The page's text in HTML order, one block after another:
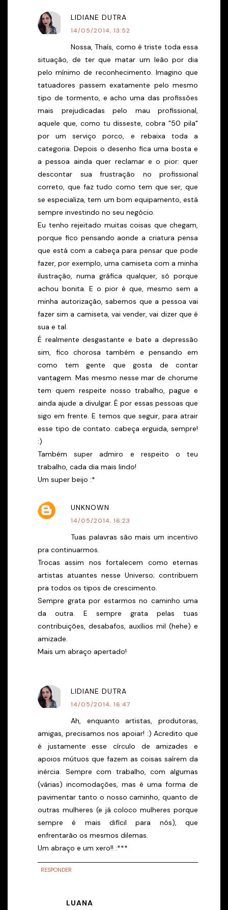
LIDIANE DUTRA
14/05/2014, 13:52
Nossa, Thaís, como é triste toda essa
situação, de ter que matar um leão por dia
pelo mínimo de reconhecimento. Imagino que
tatuadores passem exatamente pelo mesmo
tipo de tormento, e acho uma das profissões
mais prejudicadas pelo mau profissional,
aquele que, como tu disseste, cobra "50 pila"
por um serviço porco, e rebaixa toda a
categoria. Depois o desenho fica uma bosta e
a pessoa ainda quer reclamar e o pior: quer
descontar sua frustração no profissional
correto, que faz tudo como tem que ser, que
se especializa, tem um bom equipamento, está
sempre investindo no seu negócio.
Eu tenho rejeitado muitas coisas que chegam,
porque fico pensando aonde a criatura pensa
que está com a cabeça para pensar que pode
fazer, por exemplo, uma camiseta com a minha
ilustração, numa gráfica qualquer, só porque
achou bonita. E o pior é que, mesmo sem a
minha autorização, sabemos que a pessoa vai
fazer sim a camiseta, vai vender, vai dizer que é
sua e tal.
É realmente desgastante e bate a depressão
sim, fico chorosa também e pensando em
como tem gente que gosta de contar
vantagem. Mas mesmo nesse mar de chorume
tem quem respeite nosso trabalho, pague e
ainda ajude a divulgar. É por essas pessoas que
sigo em frente. E temos que seguir, para atrair
esse tipo de contato. cabeça erguida, sempre!
:)
Também super admiro e respeito o teu
trabalho, cada dia mais lindo!
Um super beijo :*
UNKNOWN
14/05/2014, 16:23
Tuas palavras são mais um incentivo
pra continuarmos.
Trocas assim nos fortalecem como eternas
artistas atuantes nesse Universo; contribuem
pra todos os tipos de crescimento.
Sempre grata por estarmos no caminho uma
da outra. E sempre grata pelas tuas
contribuições, desabafos, auxílios mil (hehe) e
amizade.
Mais um abraço apertado!
LIDIANE DUTRA
14/05/2014, 16:47
Ah, enquanto artistas, produtoras,
amigas, precisamos nos apoiar! :) Acredito que
é justamente esse círculo de amizades e
apoios mútuos que fazem as coisas saírem da
inércia. Sempre com trabalho, com algumas
(várias) incomodações, mas é uma forma de
pavimentar tanto o nosso caminho, quanto de
outras mulheres (e já coloco mulheres porque
sempre é mais difícil para nós), que
enfrentarão os mesmos dilemas.
Um abraço e um xero!! :***
RESPONDER
LUANA